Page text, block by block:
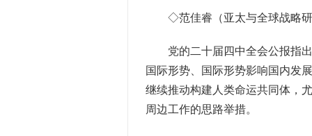
◇范佳睿（亚太与全球战略研
党的二十届四中全会公报指出
国际形势、国际形势影响国内发
继续推动构建人类命运共同体，
周边工作的思路举措。